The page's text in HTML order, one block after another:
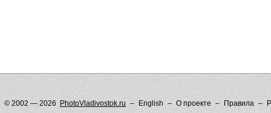
© 2002 — 2026 PhotoVladivostok.ru English О проекте Правила